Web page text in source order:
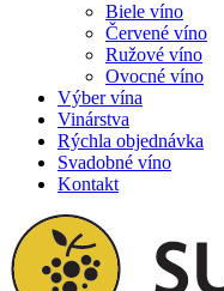
Biele víno
Červené víno
Ružové víno
Ovocné víno
Výber vína
Vinárstva
Rýchla objednávka
Svadobné víno
Kontakt